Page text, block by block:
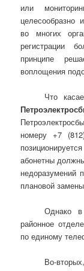
или
целесообразно
во многих
регистрации
принципе
воплощения
Что
номеру +7
абонетны
недоразумений
плановой
Однако
районное
по единому
Во-